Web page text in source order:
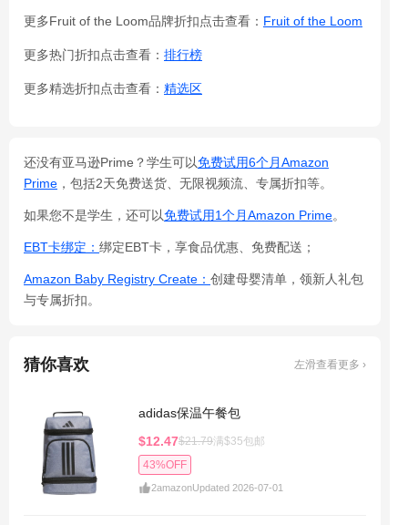
更多Fruit of the Loom品牌折扣点击查看： Fruit of the Loom
更多热门折扣点击查看： 排行榜
更多精选折扣点击查看： 精选区
还没有亚马逊Prime？学生可以免费试用6个月Amazon
Prime ，包括2天免费送货、无限视频流、专属折扣等。
如果您不是学生，还可以免费试用1个月Amazon Prime。
EBT卡绑定： 绑定EBT卡，享食品优惠、免费配送；
Amazon Baby Registry Create： 创建母婴清单，领新人礼包
与专属折扣。
猜你喜欢 左滑查看更多 ›
adidas保温午餐包
$12.47$21.79满$35包邮
43%OFF
2amazonUpdated 2026-07-01